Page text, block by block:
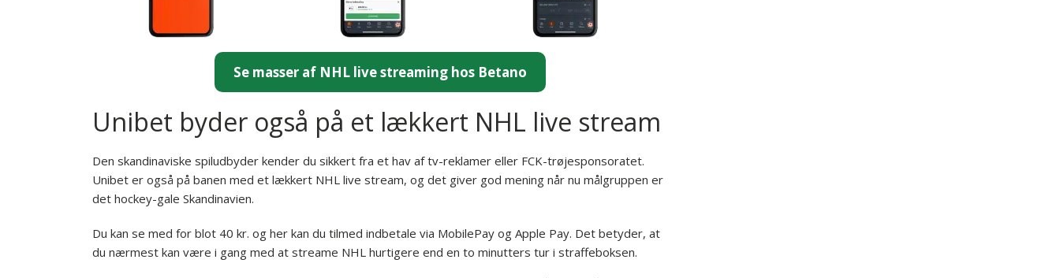
Se masser af NHL live streaming hos Betano
Unibet byder også på et lækkert NHL live stream
Den skandinaviske spiludbyder kender du sikkert fra et hav af tv-reklamer eller FCK-trøjesponsoratet.
Unibet er også på banen med et lækkert NHL live stream, og det giver god mening når nu målgruppen er
det hockey-gale Skandinavien.
Du kan se med for blot 40 kr. og her kan du tilmed indbetale via MobilePay og Apple Pay. Det betyder, at
du nærmest kan være i gang med at streame NHL hurtigere end en to minutters tur i straffeboksen.